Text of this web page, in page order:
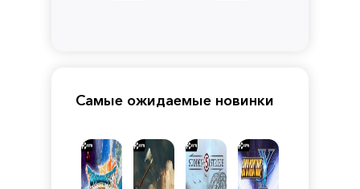
Самые ожидаемые новинки